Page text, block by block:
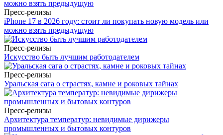
Пресс-релизы
iPhone 17 в 2026 году: стоит ли покупать новую модель или
можно взять предыдущую
Пресс-релизы
Искусство быть лучшим работодателем
Пресс-релизы
Уральская сага о страстях, камне и роковых тайнах
Пресс-релизы
Архитектура температур: невидимые дирижеры
промышленных и бытовых контуров